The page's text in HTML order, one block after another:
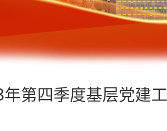
第四季度基层党建